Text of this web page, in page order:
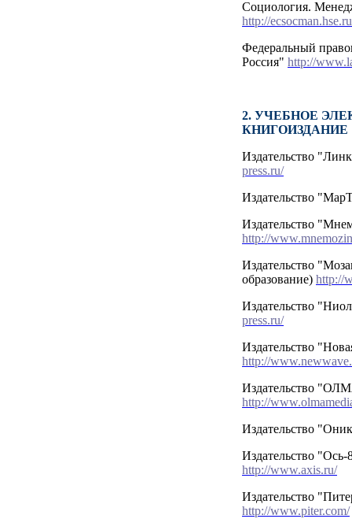
Социология.
http://
Федеральный
Россия" http://
2. УЧЕБНОЕ
КНИГОИЗДАНИЕ
Издательство
press.ru/
Издательство
Издательство
http://
Издательство
образование) http://
Издательство
press.ru/
Издательство
http://
Издательство
http://
Издательство
Издательство
http://www.axis.ru/
Издательство
http://www.piter.com/